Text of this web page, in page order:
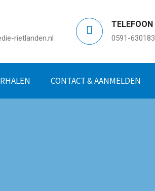
rietlanden.nl
TELEFOON
0591-630183
CONTACT & AANMELDEN